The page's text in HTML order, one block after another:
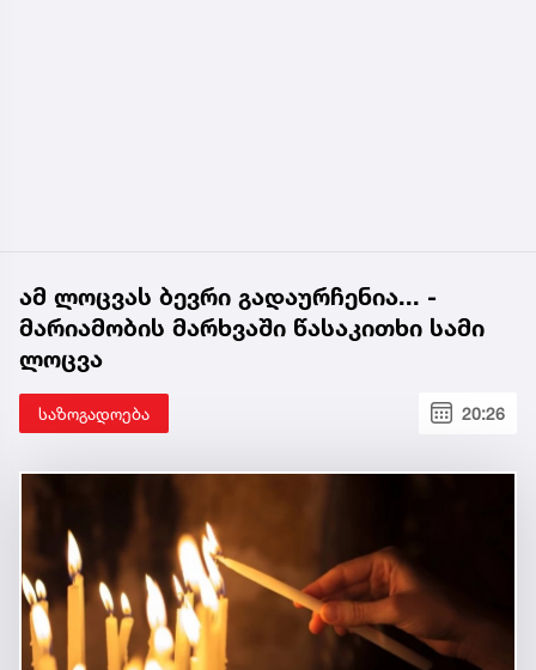
ამ ლოცვას ბევრი გადაურჩენია... -
მარიამობის მარხვაში წასაკითხი სამი
ლოცვა
საზოგადოება 20:26